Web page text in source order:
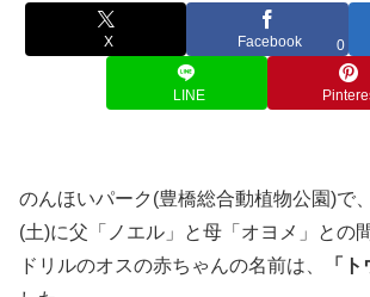
X Facebook 0
LINE
のんほいパーク(豊橋総合動植物公園)で
(土)に父「ノエル」と母「オヨメ」との
ドリルのオスの赤ちゃんの名前は、
「ト